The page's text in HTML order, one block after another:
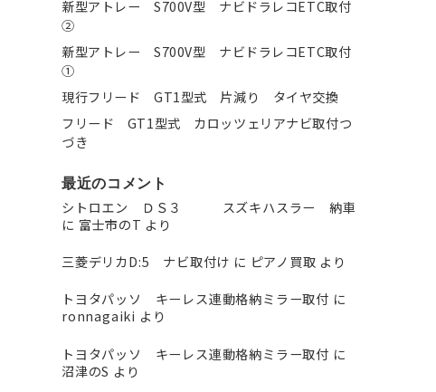
新型アトレー S700V型 ナビドラレコETC取付
②
新型アトレー S700V型 ナビドラレコETC取付
①
現行フリード GT1型式 片減り タイヤ交換
フリード GT1型式 カロッツェリアナビ取付つ
づき
最近のコメント
シトロエン ＤＳ３ スズキハスラー 納車
に 富士市のT より
三菱デリカD:5 ナビ取付け に ピアノ買取 より
トヨタパッソ キーレス連動格納ミラー取付 に
ronnagaiki より
トヨタパッソ キーレス連動格納ミラー取付 に
沼津のS より